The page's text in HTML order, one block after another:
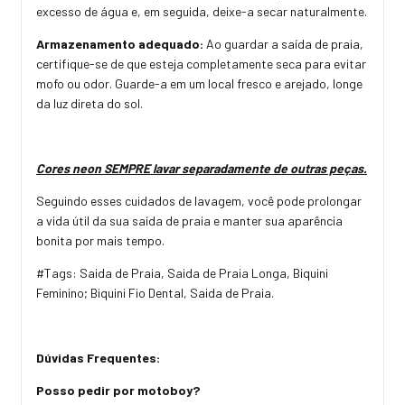
excesso de água e, em seguida, deixe-a secar naturalmente.
Armazenamento adequado: Ao guardar a saída de praia,
certifique-se de que esteja completamente seca para evitar
mofo ou odor. Guarde-a em um local fresco e arejado, longe
da luz direta do sol.
Cores neon SEMPRE lavar separadamente de outras peças.
Seguindo esses cuidados de lavagem, você pode prolongar
a vida útil da sua saída de praia e manter sua aparência
bonita por mais tempo.
#Tags: Saida de Praia, Saida de Praia Longa, Biquini
Feminino; Biquini Fio Dental, Saida de Praia.
Dúvidas Frequentes:
Posso pedir por motoboy?